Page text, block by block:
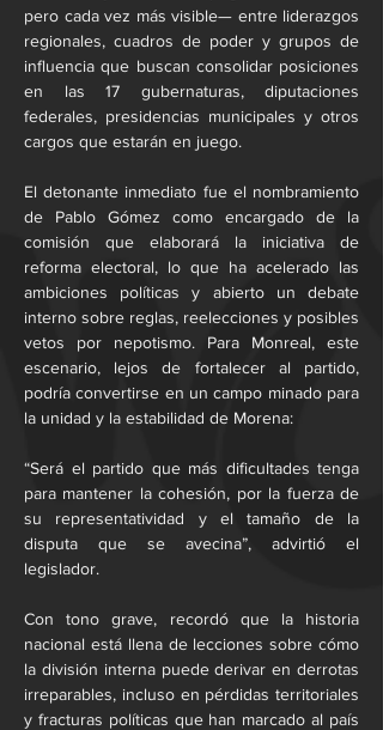
pero cada vez más visible— entre liderazgos
regionales, cuadros de poder y grupos de
influencia que buscan consolidar posiciones
en las 17 gubernaturas, diputaciones
federales, presidencias municipales y otros
cargos que estarán en juego.
El detonante inmediato fue el nombramiento
de Pablo Gómez como encargado de la
comisión que elaborará la iniciativa de
reforma electoral, lo que ha acelerado las
ambiciones políticas y abierto un debate
interno sobre reglas, reelecciones y posibles
vetos por nepotismo. Para Monreal, este
escenario, lejos de fortalecer al partido,
podría convertirse en un campo minado para
la unidad y la estabilidad de Morena:
“Será el partido que más dificultades tenga
para mantener la cohesión, por la fuerza de
su representatividad y el tamaño de la
disputa que se avecina”, advirtió el
legislador.
Con tono grave, recordó que la historia
nacional está llena de lecciones sobre cómo
la división interna puede derivar en derrotas
irreparables, incluso en pérdidas territoriales
y fracturas políticas que han marcado al país